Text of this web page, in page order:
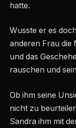
hatte.
Wusste er es
anderen Frau die
und das
rauschen und
Ob ihm seine
nicht zu
Sandra ihm mit